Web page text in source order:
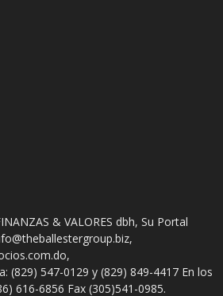
& VALORES dbh, Su Portal
,
,
(829) 547-0129 y (829) 849-4417 En los
616-6856 Fax (305)541-0985.